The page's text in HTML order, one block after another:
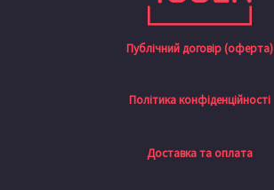
Публічний договір (оферта)
Політика конфіденційності
Доставка та оплата